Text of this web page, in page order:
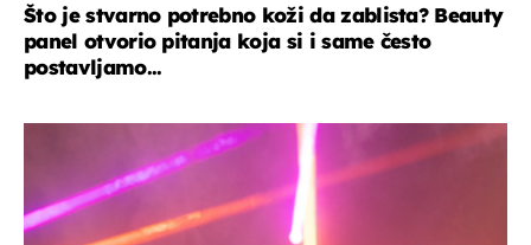
Što je stvarno potrebno koži da zablista? Beauty
panel otvorio pitanja koja si i same često
postavljamo...